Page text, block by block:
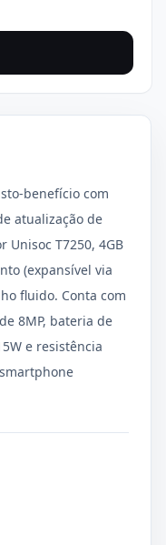
benefício com
atualização de
Unisoc T7250, 4GB
(expansível via
fluido. Conta com
8MP, bateria de
e resistência